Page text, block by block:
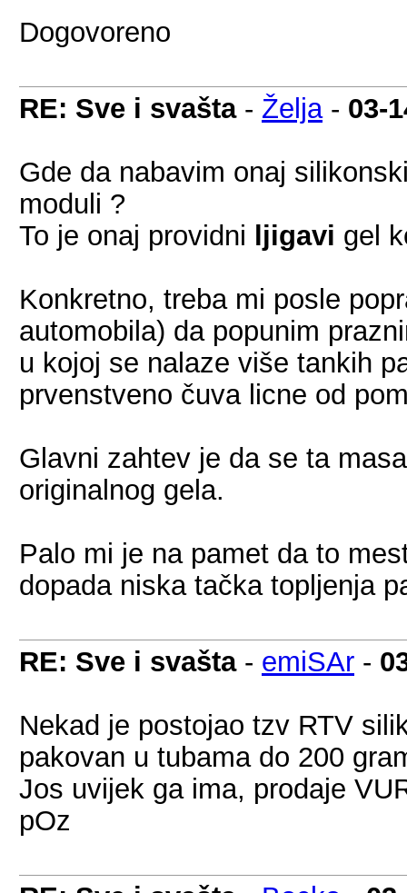
Dogovoreno
RE: Sve i svašta- Želja- 03-
Gde da nabavim onaj
moduli ?
To je onaj providni
ljigavi gel
Konkretno, treba mi posle
automobila) da popunim
u kojoj se nalaze više tankih
prvenstveno čuva licne od
Glavni zahtev je da se ta
originalnog gela.
Palo mi je na pamet da to
dopada niska tačka topljenja
RE: Sve i svašta- emiSAr -
Nekad je postojao tzv RTV
pakovan u tubama do 200
Jos uvijek ga ima, prodaje
pOz